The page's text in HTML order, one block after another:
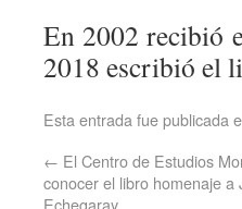
En 2002 recibió
2018 escribió el
Esta entrada fue publicada
← El Centro de Estudios
conocer el libro homenaje a
Echegaray